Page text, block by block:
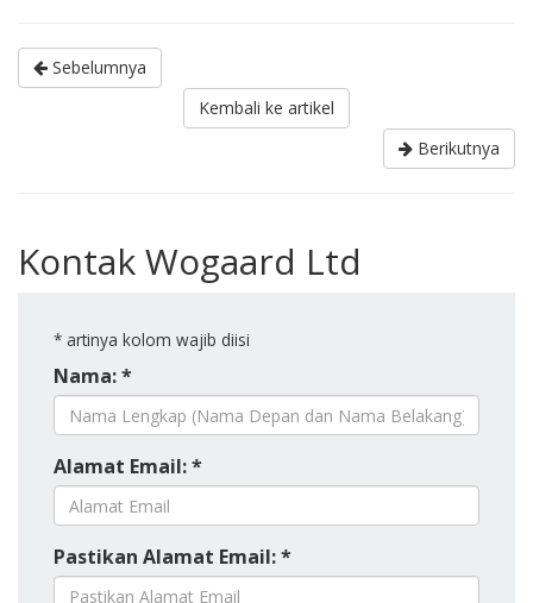
Sebelumnya
Kembali ke artikel
Berikutnya
Kontak Wogaard Ltd
* artinya kolom wajib diisi
Nama: *
Alamat Email: *
Pastikan Alamat Email: *